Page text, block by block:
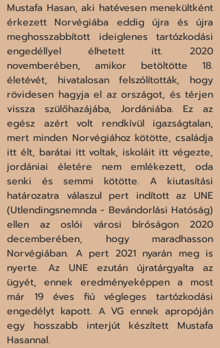
Mustafa Hasan, aki hatévesen menekültként
érkezett Norvégiába eddig újra és újra
meghosszabbított ideiglenes tartózkodási
engedéllyel élhetett itt. 2020
novemberében, amikor betöltötte 18.
életévét, hivatalosan felszólították, hogy
rövidesen hagyja el az országot, és térjen
vissza szülőhazájába, Jordániába. Ez az
egész azért volt rendkívül igazságtalan,
mert minden Norvégiához kötötte, családja
itt élt, barátai itt voltak, iskoláit itt végezte,
jordániai életére nem emlékezett, oda
senki és semmi kötötte. A kiutasítási
határozatra válaszul pert indított az UNE
(Utlendingsnemnda - Bevándorlási Hatóság)
ellen az oslói városi bíróságon 2020
decemberében, hogy maradhasson
Norvégiában. A pert 2021 nyarán meg is
nyerte. Az UNE ezután újratárgyalta az
ügyét, ennek eredményeképpen a most
már 19 éves fiú végleges tartózkodási
engedélyt kapott. A VG ennek apropóján
egy hosszabb interjút készített Mustafa
Hasannal.